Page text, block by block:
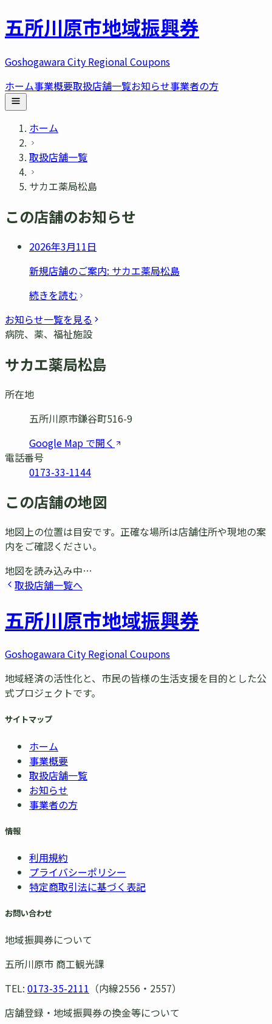
五所川原市地域振興券
Goshogawara City Regional Coupons
ホーム事業概要取扱店舗一覧お知らせ事業者の方
ホーム
取扱店舗一覧
サカエ薬局松島
この店舗のお知らせ
2026年3月11日
新規店舗のご案内: サカエ薬局松島
続きを読む
お知らせ一覧を見る
病院、薬、福祉施設
サカエ薬局松島
所在地
五所川原市鎌谷町516-9
Google Map で開く
電話番号
0173-33-1144
この店舗の地図
地図上の位置は目安です。正確な場所は店舗住所や現地の案
内をご確認ください。
地図を読み込み中…
取扱店舗一覧へ
五所川原市地域振興券
Goshogawara City Regional Coupons
地域経済の活性化と、市民の皆様の生活支援を目的とした公
式プロジェクトです。
サイトマップ
ホーム
事業概要
取扱店舗一覧
お知らせ
事業者の方
情報
利用規約
プライバシーポリシー
特定商取引法に基づく表記
お問い合わせ
地域振興券について
五所川原市 商工観光課
TEL: 0173-35-2111 （内線2556・2557）
店舗登録・地域振興券の換金等について